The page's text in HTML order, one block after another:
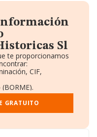
Sl
te proporcionamos
CIF,
y Empleados.
GRATUITO